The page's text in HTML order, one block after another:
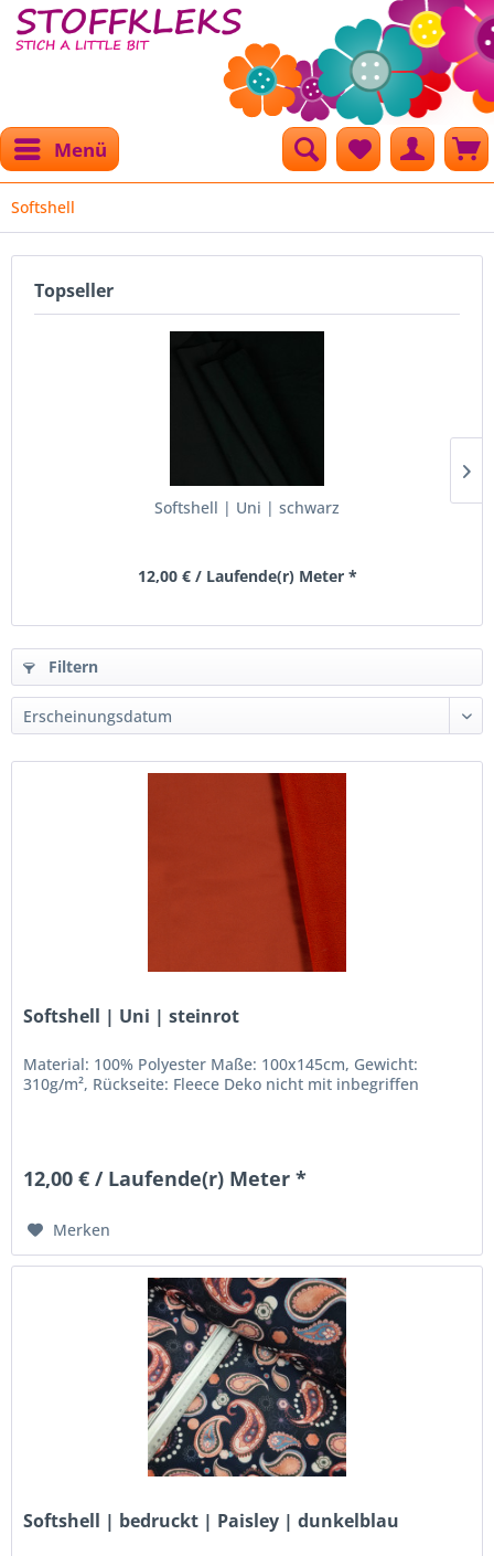
Menü
Softshell
Topseller
Softshell | Uni | schwarz
12,00 € / Laufende(r) Meter *
Filtern
Softshell | Uni | steinrot
Material: 100% Polyester Maße: 100x145cm, Gewicht:
310g/m², Rückseite: Fleece Deko nicht mit inbegriffen
12,00 € / Laufende(r) Meter *
Merken
Softshell | bedruckt | Paisley | dunkelblau